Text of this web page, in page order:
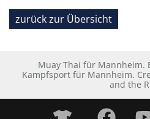
zurück zur Übersicht
Muay Thai für Mannheim.
Kampfsport für Mannheim.
and the